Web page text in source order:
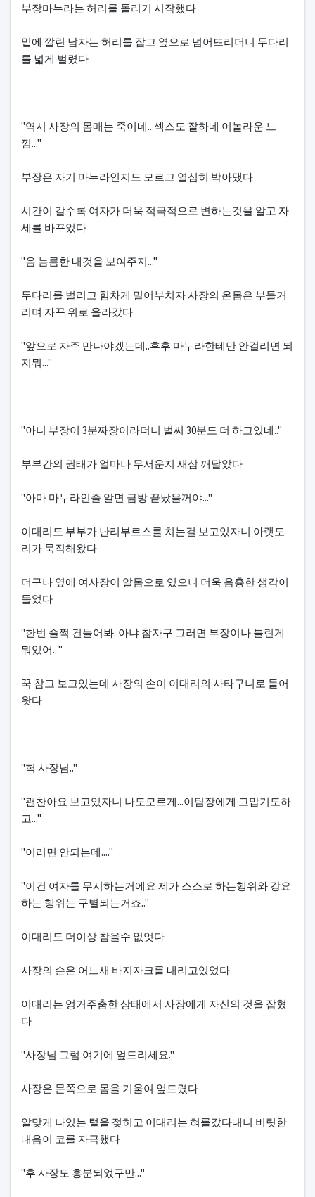
부장마누라는 허리를 돌리기 시작했다
밑에 깔린 남자는 허리를 잡고 옆으로 넘어뜨리더니 두다리
를 넓게 벌렸다
"역시 사장의 몸매는 죽이네...섹스도 잘하네 이놀라운 느
낌..."
부장은 자기 마누라인지도 모르고 열심히 박아댔다
시간이 갈수록 여자가 더욱 적극적으로 변하는것을 알고 자
세를 바꾸었다
"음 늠름한 내것을 보여주지..."
두다리를 벌리고 힘차게 밀어부치자 사장의 온몸은 부들거
리며 자꾸 위로 올라갔다
"앞으로 자주 만나야겠는데..후후 마누라한테만 안걸리면 되
지뭐..."
"아니 부장이 3분짜장이라더니 벌써 30분도 더 하고있네.."
부부간의 권태가 얼마나 무서운지 새삼 깨달았다
"아마 마누라인줄 알면 금방 끝났을꺼야..."
이대리도 부부가 난리부르스를 치는걸 보고있자니 아랫도
리가 묵직해왔다
더구나 옆에 여사장이 알몸으로 있으니 더욱 음흉한 생각이
들었다
"한번 슬쩍 건들어봐..아냐 참자구 그러면 부장이나 틀린게
뭐있어..."
꾹 참고 보고있는데 사장의 손이 이대리의 사타구니로 들어
왓다
"헉 사장님.."
"괜찬아요 보고있자니 나도모르게...이팀장에게 고맙기도하
고..."
"이러면 안되는데...."
"이건 여자를 무시하는거에요 제가 스스로 하는행위와 강요
하는 행위는 구별되는거죠.."
이대리도 더이상 참을수 없엇다
사장의 손은 어느새 바지자크를 내리고있었다
이대리는 엉거주춤한 상태에서 사장에게 자신의 것을 잡혔
다
"사장님 그럼 여기에 엎드리세요."
사장은 문쪽으로 몸을 기울여 엎드렸다
알맞게 나있는 털을 젖히고 이대리는 혀를갔다내니 비릿한
내음이 코를 자극했다
"후 사장도 흥분되었구만..."